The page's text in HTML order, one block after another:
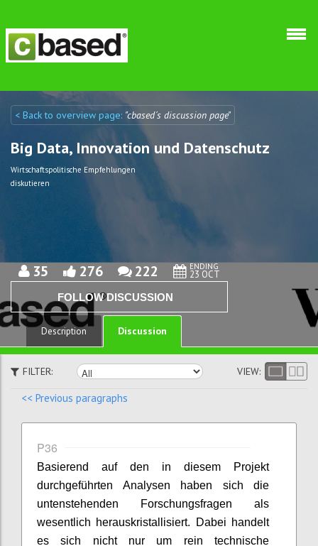
Discuto
Discuto
< Back to overview page: "cbased´s discussion page"
Big Data, Innovation und Datenschutz
Wirtschaftspolitische Empfehlungen
diskutieren
35 276 222 ENDING
23 OCT
FOLLOW DISCUSSION
Description Discussion
FILTER: VIEW:
<< Previous paragraphs
P36
Basierend auf den in diesem Projekt
durchgeführten Analysen haben sich die
untenstehenden Forschungsfragen als
wesentlich herauskristallisiert. Dabei handelt
es sich nicht nur um rein technische